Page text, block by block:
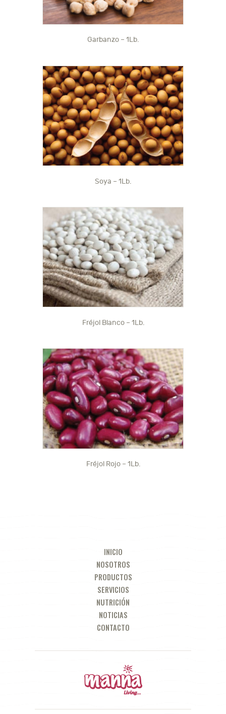
Garbanzo – 1Lb.
Soya – 1Lb.
Fréjol Blanco – 1Lb.
Fréjol Rojo – 1Lb.
INICIO
NOSOTROS
PRODUCTOS
SERVICIOS
NUTRICIÓN
NOTICIAS
CONTACTO